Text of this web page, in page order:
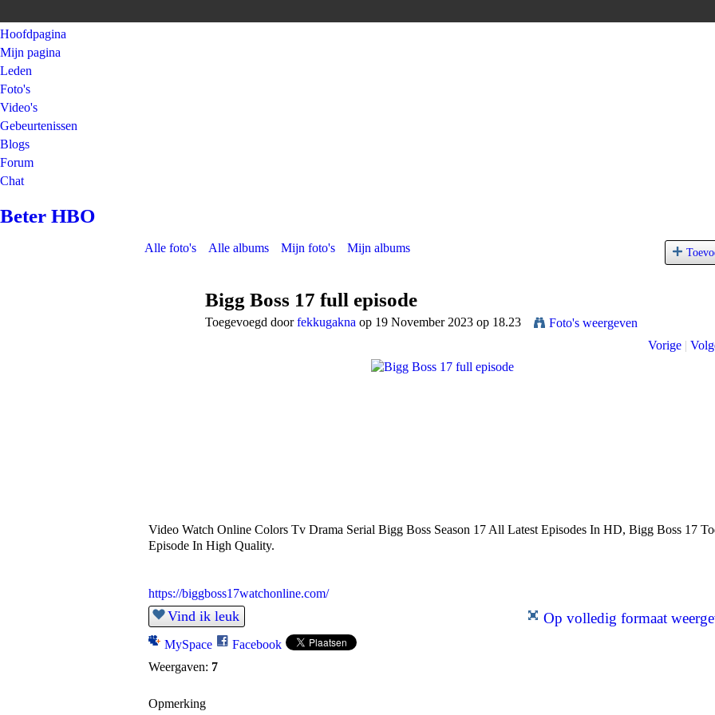
Hoofdpagina
Mijn pagina
Leden
Foto's
Video's
Gebeurtenissen
Blogs
Forum
Chat
Beter HBO
Alle foto's Alle albums Mijn foto's Mijn albums
Bigg Boss 17 full episode
Toegevoegd doorfekkugakna op 19 November 2023 op 18.23
Foto's weergeven
Vorige |
Video Watch Online Colors Tv Drama Serial Bigg Boss Season 17 All Latest Episodes In HD, Bigg Boss 17
Episode In High Quality.
https://biggboss17watchonline.com/
Vind ik leuk
MySpace
Facebook
Weergaven: 7
Op volledig formaat
Opmerking